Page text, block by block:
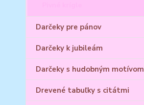
Darčeky pre pánov
Darčeky k jubileám
Darčeky s hudobným motívom
Drevené tabuľky s citátmi